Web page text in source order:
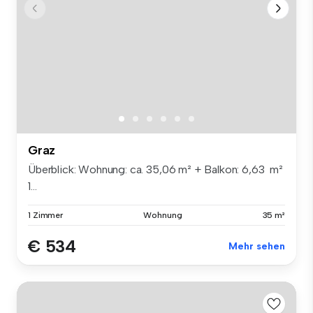
Graz
Überblick: Wohnung: ca. 35,06 m² + Balkon: 6,63 m²
1...
1 Zimmer Wohnung 35 m²
€ 534 Mehr sehen